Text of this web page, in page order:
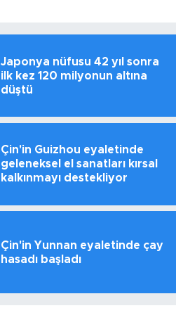
Japonya nüfusu 42 yıl sonra
ilk kez 120 milyonun altına
düştü
Çin'in Guizhou eyaletinde
geleneksel el sanatları kırsal
kalkınmayı destekliyor
Çin'in Yunnan eyaletinde çay
hasadı başladı